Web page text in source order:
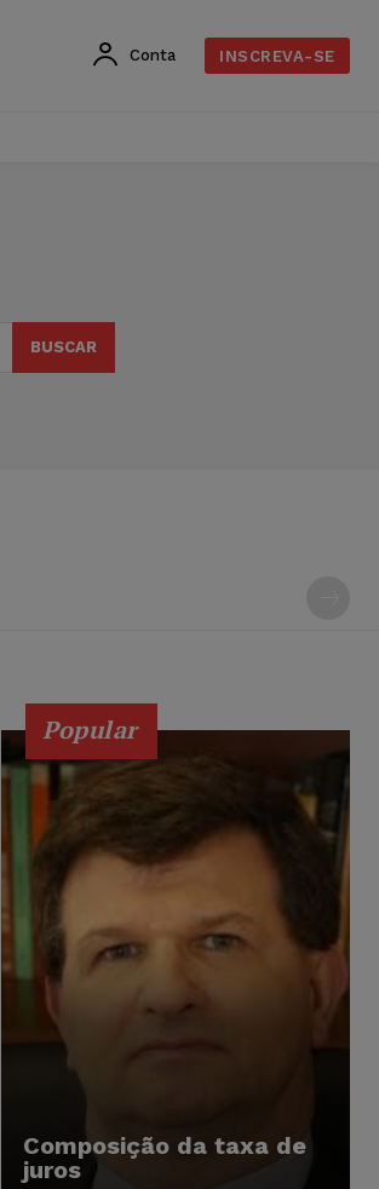
Conta INSCREVA-SE
BUSCAR
Popular
Composição da taxa de
juros